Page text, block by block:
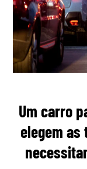
Um carro
elegem